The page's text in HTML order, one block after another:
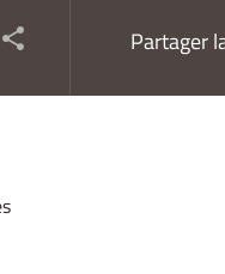
Partager